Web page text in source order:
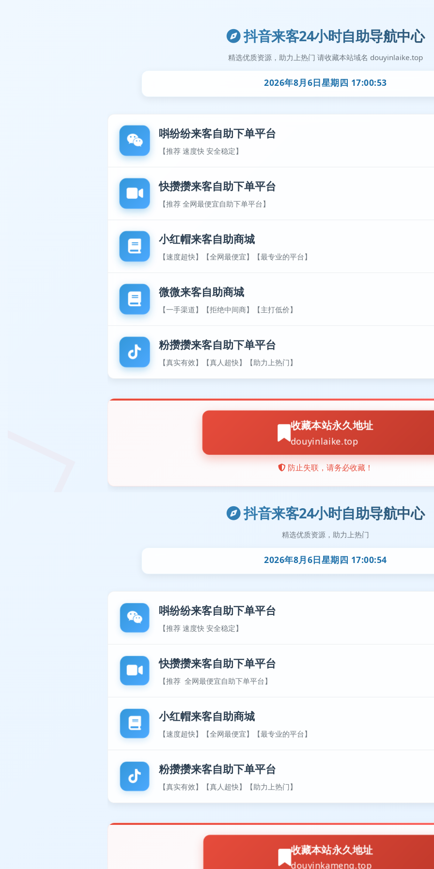
抖音来客24小时自助导航中心
精选优质资源，助力上热门
2026年8月6日星期四 17:00:55
唞纷纷来客自助下单平台
【推荐 速度快 安全稳定】
快攒攒来客自助下单平台
【推荐 全网最便宜自助下单平台】
小红帽来客自助商城
【速度超快】【全网最便宜】【最专业的平台】
粉攒攒来客自助下单平台
【真实有效】【真人超快】【助力上热门】
收藏本站永久地址
douyinkameng.top